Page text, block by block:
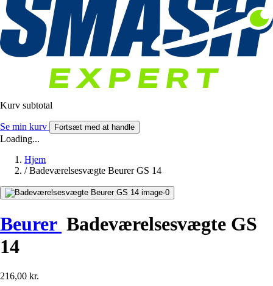
Kurv subtotal
Se min kurv Fortsæt med at handle
Loading...
Hjem
/ Badeværelsesvægte Beurer GS 14
Beurer Badeværelsesvægte GS
14
216,00 kr.